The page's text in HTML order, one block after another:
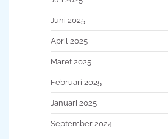
Juni 2025
April 2025
Maret 2025
Februari 2025
Januari 2025
September 2024